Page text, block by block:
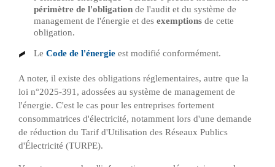
périmètre de l'obligationde l'audit et du système de
management de l'énergie et des exemptionsde cette
obligation.
Le Code de l'énergieest modifié conformément.
A noter, il existe des obligations réglementaires, autre que la
loi n°2025-391, adossées au système de management de
l'énergie. C'est le cas pour les entreprises fortement
consommatrices d'électricité, notamment lors d'une demande
de réduction du Tarif d'Utilisation des Réseaux Publics
d'Électricité (TURPE).